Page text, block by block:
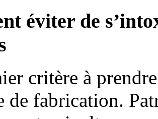
éviter de
critère à
de fabrication.